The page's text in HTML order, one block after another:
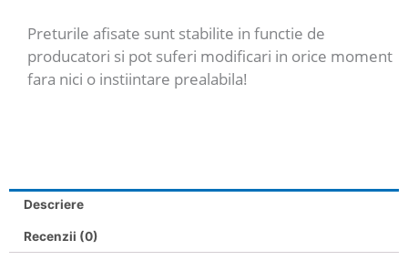
Preturile afisate sunt stabilite in functie de
producatori si pot suferi modificari in orice moment
fara nici o instiintare prealabila!
Descriere
Recenzii (0)